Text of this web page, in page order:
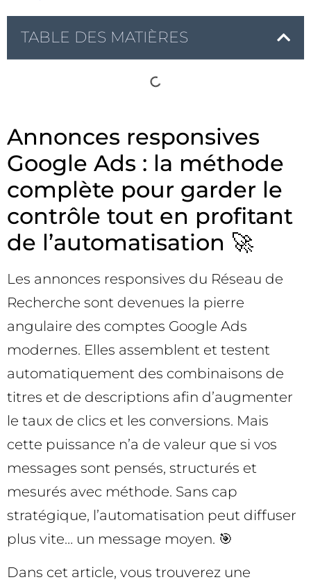
TABLE DES MATIÈRES
Annonces responsives
Google Ads : la méthode
complète pour garder le
contrôle tout en profitant
de l’automatisation 🚀
Les annonces responsives du Réseau de
Recherche sont devenues la pierre
angulaire des comptes Google Ads
modernes. Elles assemblent et testent
automatiquement des combinaisons de
titres et de descriptions afin d’augmenter
le taux de clics et les conversions. Mais
cette puissance n’a de valeur que si vos
messages sont pensés, structurés et
mesurés avec méthode. Sans cap
stratégique, l’automatisation peut diffuser
plus vite… un message moyen. 🎯
Dans cet article, vous trouverez une